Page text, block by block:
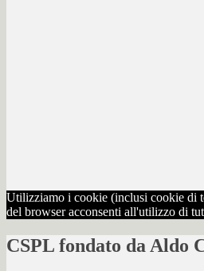
Utilizziamo i cookie (inclusi cookie di
del browser acconsenti all'utilizzo di
CSPL fondato da Aldo